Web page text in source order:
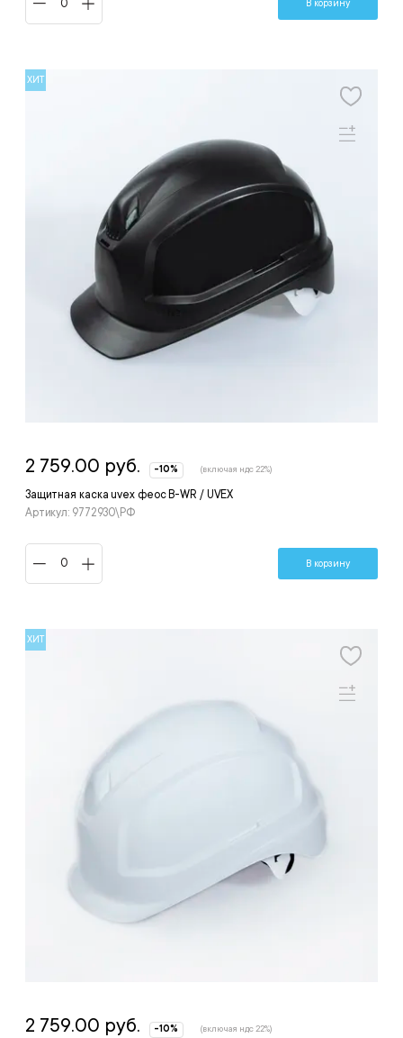
В корзину
ХИТ
Защитная каска uvex феос B-WR / UVEX
Артикул: 9772930\РФ
2 759.00 руб. -10% (включая ндс 22%)
В корзину
ХИТ
2 759.00 руб. -10% (включая ндс 22%)